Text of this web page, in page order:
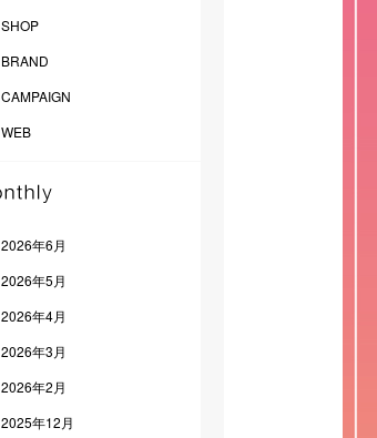
SHOP
BRAND
CAMPAIGN
WEB
2026年6月
2026年5月
2026年4月
2026年3月
2026年2月
2025年12月